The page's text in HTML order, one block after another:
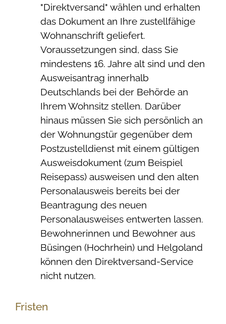
"Direktversand" wählen und erhalten
das Dokument an Ihre zustellfähige
Wohnanschrift geliefert.
Voraussetzungen sind, dass Sie
mindestens 16. Jahre alt sind und den
Ausweisantrag innerhalb
Deutschlands bei der Behörde an
Ihrem Wohnsitz stellen. Darüber
hinaus müssen Sie sich persönlich an
der Wohnungstür gegenüber dem
Postzustelldienst mit einem gültigen
Ausweisdokument (zum Beispiel
Reisepass) ausweisen und den alten
Personalausweis bereits bei der
Beantragung des neuen
Personalausweises entwerten lassen.
Bewohnerinnen und Bewohner aus
Büsingen (Hochrhein) und Helgoland
können den Direktversand-Service
nicht nutzen.
Fristen